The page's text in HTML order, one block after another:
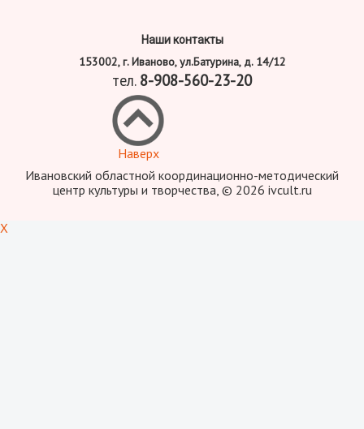
Наши контакты
153002, г. Иваново, ул.Батурина, д. 14/12
тел. 8-908-560-23-20
Наверх
Ивановский областной координационно-методический
центр культуры и творчества, © 2026 ivcult.ru
X